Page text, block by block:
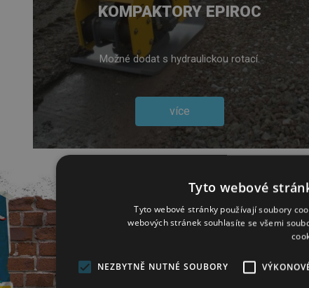
KOMPAKTORY EPIROC
Možné dodat s hydraulickou rotací.
více
Tyto webové
Tyto webové stránky používají soubory
webových stránek souhlasíte se všemi
NEZBYTNĚ NUTNÉ SOUBORY